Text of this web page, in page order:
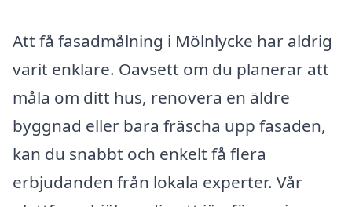
Att få fasadmålning i Mölnlycke har aldrig
varit enklare. Oavsett om du planerar att
måla om ditt hus, renovera en äldre
byggnad eller bara fräscha upp fasaden,
kan du snabbt och enkelt få flera
erbjudanden från lokala experter. Vår